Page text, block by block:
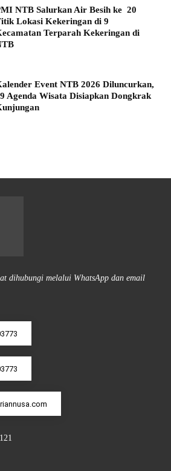
NTB Salurkan Air Besih ke 20
Lokasi Kekeringan di 9
Terparah Kekeringan di
Event NTB 2026 Diluncurkan,
Agenda Wisata Disiapkan Dongkrak
dihubungi melalui WhatsApp dan email